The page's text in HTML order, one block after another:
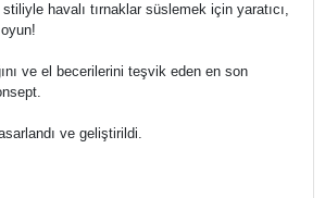
havalı tırnaklar süslemek için yaratıcı,
ve el becerilerini teşvik eden en son
ve geliştirildi.